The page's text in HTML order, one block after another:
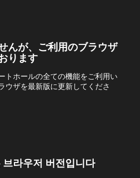
んが、ご利用のブラウザ
ります
トホールの全ての機能をご利用い
ウザを最新版に更新してくださ
라우저 버전입니다